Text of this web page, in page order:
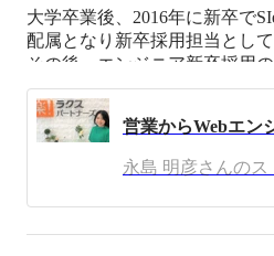
大学卒業後、2016年に新卒で
配属となり新卒採用担当とし
その後、エンジニア新卒採用
チャネルの立ち上げや採用戦
務も経験。
現在は株式会社ラクスパート
るエンジニア採用業務を担当。
エンジニアリングの経験もあ
略人事、採用企画など人事採
永島 明彦さんのス